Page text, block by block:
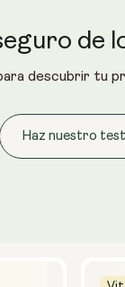
de
descubrir tu
Haz nuestro test